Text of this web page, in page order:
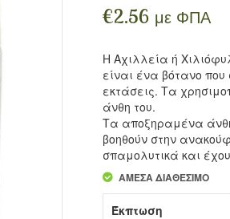
€2.56 με ΦΠΑ
Η Αχιλλεία ή
είναι ένα βότανο
εκτάσεις. Τα
άνθη του.
Τα αποξηραμένα
βοηθούν στην
σπαμολυτικά και
ΆΜΕΣΑ ΔΙΑΘΈΣΙΜΟ
Έκπτωση